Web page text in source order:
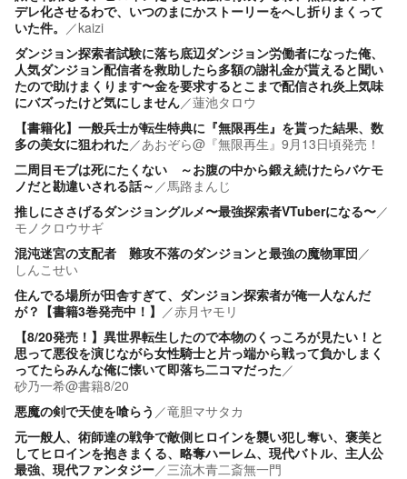
デレ化させるわで、いつのまにかストーリーをへし折りまくって
いた件。 ／kaizi
ダンジョン探索者試験に落ち底辺ダンジョン労働者になった俺、
人気ダンジョン配信者を救助したら多額の謝礼金が貰えると聞い
たので助けまくります〜金を要求するとこまで配信され炎上気味
にバズったけど気にしません／蓮池タロウ
【書籍化】一般兵士が転生特典に『無限再生』を貰った結果、数
多の美女に狙われた／あおぞら@『無限再生』9月13日頃発売！
二周目モブは死にたくない ～お腹の中から鍛え続けたらバケモ
ノだと勘違いされる話～ ／馬路まんじゟ
推しにささげるダンジョングルメ〜最強探索者VTuberになる〜／
モノクロウサギ
混沌迷宮の支配者 難攻不落のダンジョンと最強の魔物軍団／
しんこせい
住んでる場所が田舎すぎて、ダンジョン探索者が俺一人なんだ
が？【書籍3巻発売中！】 ／赤月ヤモリ
【8/20発売！】異世界転生したので本物のくっころが見たい！と
思って悪役を演じながら女性騎士と片っ端から戦って負かしまく
ってたらみんな俺に懐いて即落ち二コマだった／
砂乃一希@書籍8/20
悪魔の剣で天使を喰らう ／竜胆マサタカ
元一般人、術師達の戦争で敵側ヒロインを襲い犯し奪い、褒美と
してヒロインを抱きまくる、略奪ハーレム、現代バトル、主人公
最強、現代ファンタジー／三流木青二斎無一門